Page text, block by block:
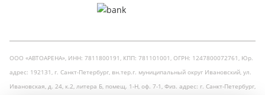
ООО «АВТОАРЕНА», ИНН: 7811800191, КПП: 781101001, ОГРН: 1247800072761, Юр.
адрес: 192131, г. Санкт-Петербург, вн.тер.г. муниципальный округ Ивановский, ул.
Ивановская, д. 24, к.2, литера Б, помещ. 1-Н, оф. 7-1, Физ. адрес: г. Санкт-Петербург,